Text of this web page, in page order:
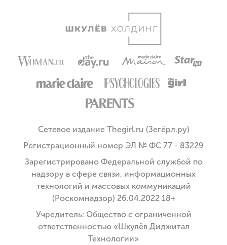
Сетевое издание Thegirl.ru (Зегёрл.ру)
Регистрационный номер ЭЛ № ФС 77 - 83229
Зарегистрировано Федеральной службой по
надзору в сфере связи, информационных
технологий и массовых коммуникаций
(Роскомнадзор) 26.04.2022 18+
Учредитель: Общество с ограниченной
ответственностью «Шкулёв Диджитал
Технологии»